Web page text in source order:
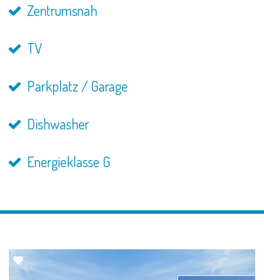
Zentrumsnah
TV
Parkplatz / Garage
Dishwasher
Energieklasse G